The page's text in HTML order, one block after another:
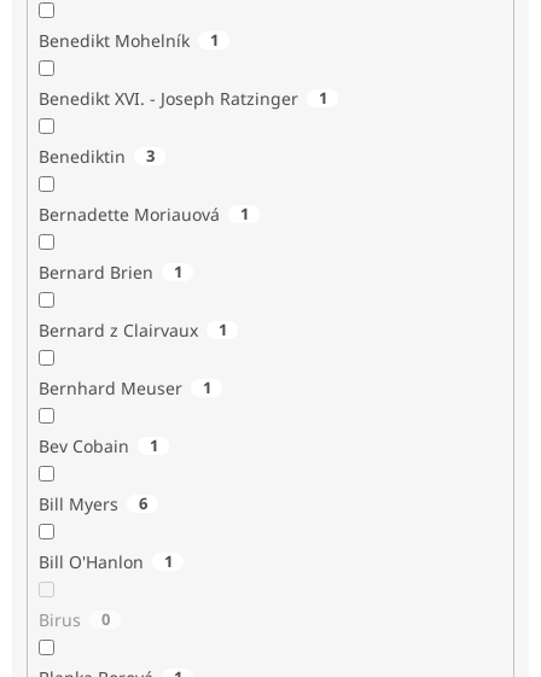
Benedikt Mohelník 1
Benedikt XVI. - Joseph Ratzinger 1
Benediktin 3
Bernadette Moriauová 1
Bernard Brien 1
Bernard z Clairvaux 1
Bernhard Meuser 1
Bev Cobain 1
Bill Myers 6
Bill O'Hanlon 1
Birus 0